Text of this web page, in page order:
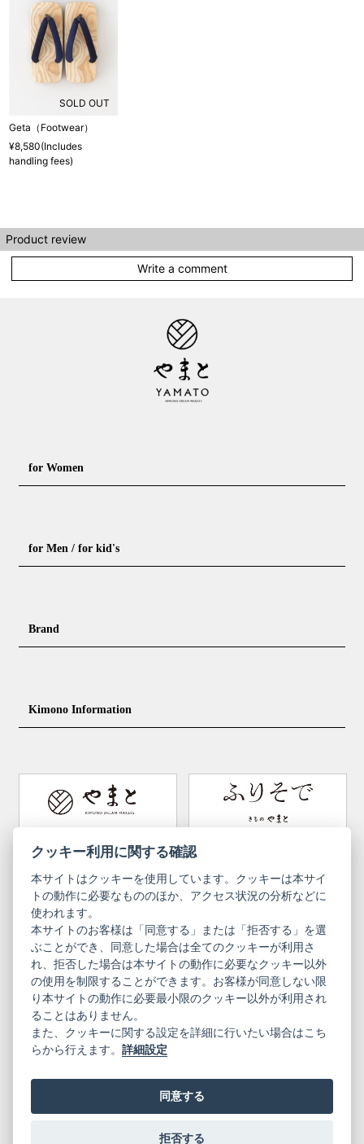
SOLD OUT
Geta（Footwear）
¥8,580(Includes
handling fees)
Product review
Write a comment
for Women
Casual kimono Outerwear
Footwear ＆ bag
Convenient item Machining options
Obi (made in Okinawa)
for Men / for kid's
Men's Yukata Obi for men
Brand
Y. & SONS THE YARD
Kimono Information
Newsletter User Guide
Privacy Policy Inquiries
Information Pursuant to the Act on
Specified Commercial Transactions Terms of Use
English Japanese
© 2019 YAMATO CO, LTD.
クッキー利用に関する確認
本サイトはクッキーを使用しています。クッキーは本サイ
トの動作に必要なもののほか、アクセス状況の分析などに
使われます。
本サイトのお客様は「同意する」または「拒否する」を選
ぶことができ、同意した場合は全てのクッキーが利用さ
れ、拒否した場合は本サイトの動作に必要なクッキー以外
の使用を制限することができます。お客様が同意しない限
り本サイトの動作に必要最小限のクッキー以外が利用され
ることはありません。
また、クッキーに関する設定を詳細に行いたい場合はこち
らから行えます。詳細設定
同意する
拒否する